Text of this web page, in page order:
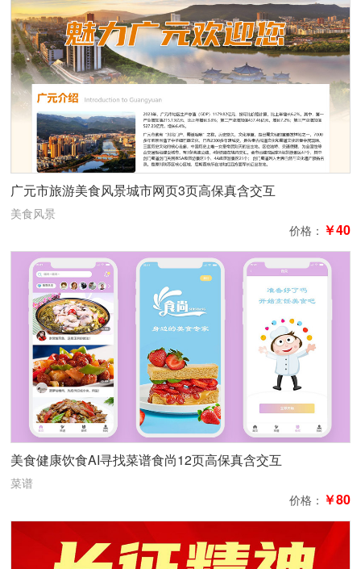
广元市旅游美食风景城市网页3页高保真含交互
美食风景
价格： ￥40
美食健康饮食AI寻找菜谱食尚12页高保真含交互
菜谱
价格： ￥80